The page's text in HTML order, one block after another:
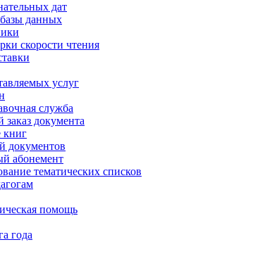
дат
данных
скорости чтения
услуг
служба
документа
книг
документов
абонемент
тематических списков
помощь
года